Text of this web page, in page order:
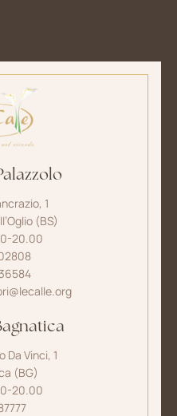
1
(BS)
20.00
Da Vinci, 1
(BG)
20.00